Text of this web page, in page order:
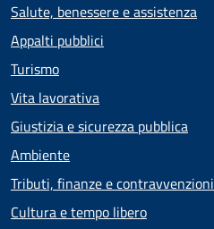
Salute, benessere e assistenza
Appalti pubblici
Turismo
Vita lavorativa
Giustizia e sicurezza pubblica
Ambiente
Tributi, finanze e contravvenzioni
Cultura e tempo libero